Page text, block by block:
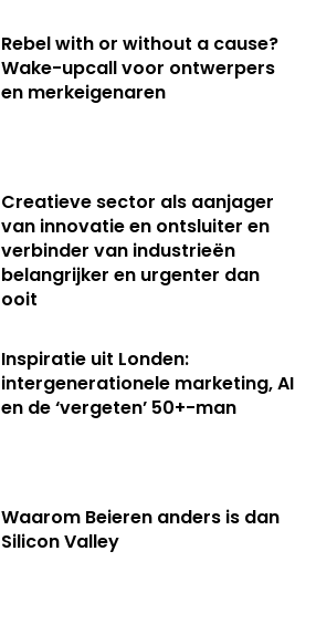
Rebel with or without a cause?
Wake-upcall voor ontwerpers
en merkeigenaren
Creatieve sector als aanjager
van innovatie en ontsluiter en
verbinder van industrieën
belangrijker en urgenter dan
ooit
Inspiratie uit Londen:
intergenerationele marketing, AI
en de ‘vergeten’ 50+-man
Waarom Beieren anders is dan
Silicon Valley